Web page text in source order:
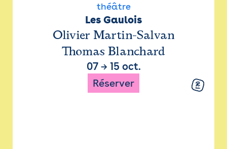
théâtre
Les Gaulois
Olivier Martin-Salvan
Thomas Blanchard
07→ 15 oct.
Réserver